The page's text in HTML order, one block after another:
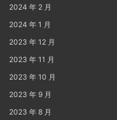
2024 年 2 月
2024 年 1 月
2023 年 12 月
2023 年 11 月
2023 年 10 月
2023 年 9 月
2023 年 8 月